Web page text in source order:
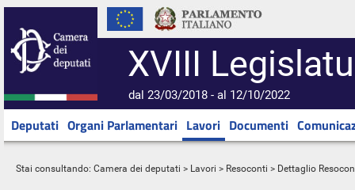
XVIII
dal 23/03/2018 - al 12/10/2022
Deputati Organi Parlamentari Lavori Documenti
Stai consultando: Camera dei deputati > Lavori > Resoconti > Dettaglio